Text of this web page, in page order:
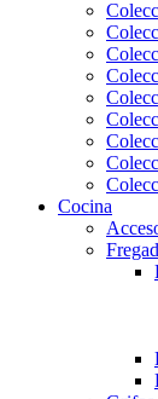
Cocina